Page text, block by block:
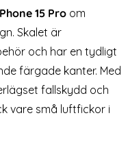
15 Pro om
Skalet är
och har en tydligt
färgade kanter. Med
fallskydd och
vare små luftfickor i